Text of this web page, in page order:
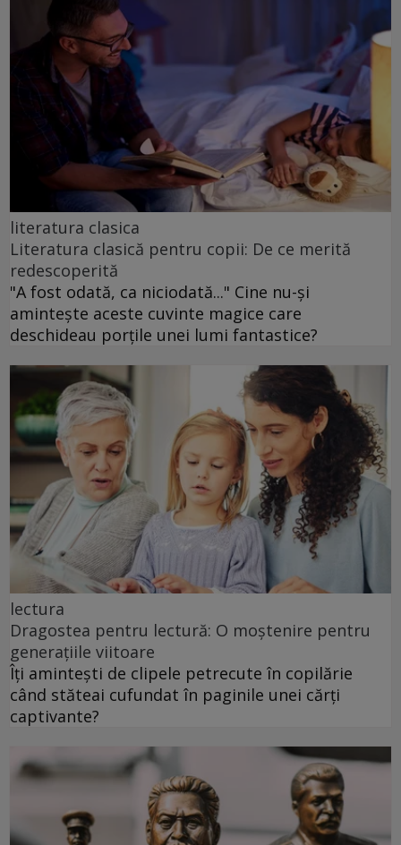
literatura clasica
Literatura clasică pentru copii: De ce merită
redescoperită
"A fost odată, ca niciodată..." Cine nu-și
amintește aceste cuvinte magice care
deschideau porțile unei lumi fantastice?
lectura
Dragostea pentru lectură: O moștenire pentru
generațiile viitoare
Îți amintești de clipele petrecute în copilărie
când stăteai cufundat în paginile unei cărți
captivante?